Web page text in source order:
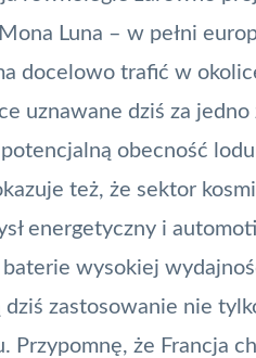
Luna – w pełni
docelowo trafić w
uznawane dziś za
obecność
też, że sektor
energetyczny i
wysokiej
dziś zastosowanie nie
Przypomnę, że Francja